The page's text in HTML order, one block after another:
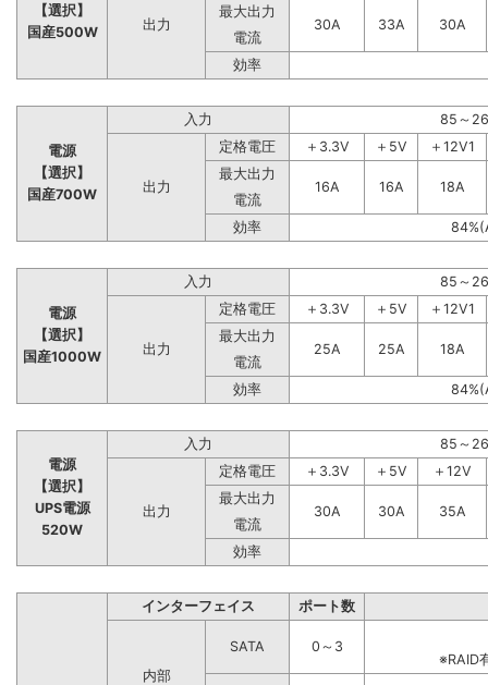
【選択】
国産500W
出力
最大出力
30A
33A
30A
電流
効率
電源
【選択】
国産700W
入力 85～
出力
定格電圧 ＋3.3V ＋5V
＋12V1
最大出力
16A
16A
18A
電流
効率
電源
【選択】
国産1000W
入力 85～
出力
定格電圧 ＋3.3V ＋5V
＋12V1
最大出力
25A
25A
18A
電流
効率
電源
【選択】
UPS電源
520W
入力 85～
出力
定格電圧 ＋3.3V ＋5V
＋12V
最大出力
30A
30A
35A
電流
効率
インターフェイス ポート数
内部
SATA
0～3
※RAID